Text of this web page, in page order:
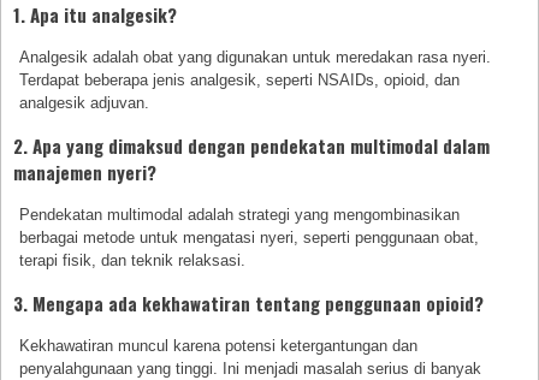
1. Apa itu analgesik?
Analgesik adalah obat yang digunakan untuk meredakan rasa nyeri.
Terdapat beberapa jenis analgesik, seperti NSAIDs, opioid, dan
analgesik adjuvan.
2. Apa yang dimaksud dengan pendekatan multimodal dalam
manajemen nyeri?
Pendekatan multimodal adalah strategi yang mengombinasikan
berbagai metode untuk mengatasi nyeri, seperti penggunaan obat,
terapi fisik, dan teknik relaksasi.
3. Mengapa ada kekhawatiran tentang penggunaan opioid?
Kekhawatiran muncul karena potensi ketergantungan dan
penyalahgunaan yang tinggi. Ini menjadi masalah serius di banyak